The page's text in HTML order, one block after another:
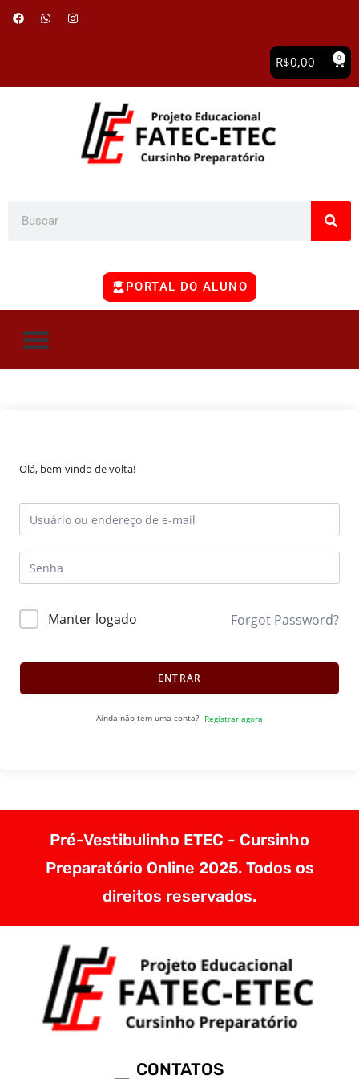
R$0,00 0
PORTAL DO ALUNO
Olá, bem-vindo de volta!
Manter logado Forgot Password?
ENTRAR
Ainda não tem uma conta? Registrar agora
Pré-Vestibulinho ETEC - Cursinho
Preparatório Online 2025. Todos os
direitos reservados.
CONTATOS